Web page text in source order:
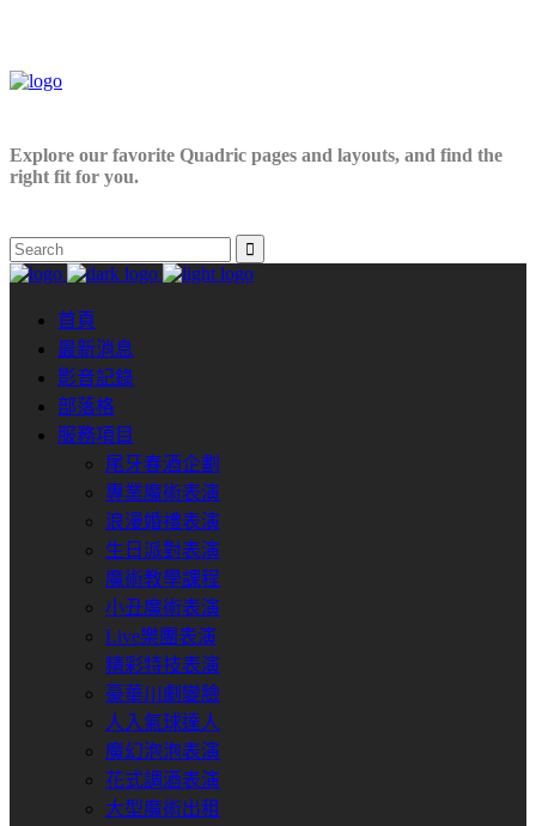
Explore our favorite Quadric pages and layouts, and find the
right fit for you.
首頁
最新消息
影音記錄
部落格
服務項目
尾牙春酒企劃
專業魔術表演
浪漫婚禮表演
生日派對表演
魔術教學課程
小丑魔術表演
Live樂團表演
精彩特技表演
豪華川劇變臉
人入氣球達人
魔幻泡泡表演
花式調酒表演
大型魔術出租